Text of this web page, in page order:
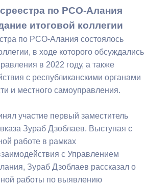
по РСО-Алания
итоговой коллегии
по РСО-Алания состоялось
в ходе которого обсуждались
в 2022 году, а также
с республиканскими органами
и местного самоуправления.
участие первый заместитель
Зураб Дзоблаев. Выступая с
работе в рамках
с Управлением
Зураб Дзоблаев рассказал о
работы по выявлению